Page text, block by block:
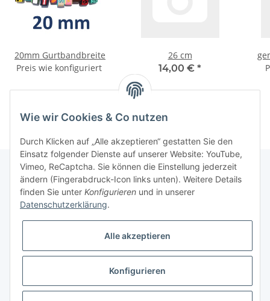
20mm Gurtbandbreite
Preis wie konfiguriert
26 cm
14,00 € *
Informationen
Galerie
* Keine Ausweisung der Mehrwertsteuer gemäß Klein-Unternehmer-Regelung.,
Wie wir Cookies & Co nutzen
Durch Klicken auf „Alle akzeptieren“ gestatten Sie den
Einsatz folgender Dienste auf unserer Website: YouTube,
Vimeo, ReCaptcha. Sie können die Einstellung jederzeit
ändern (Fingerabdruck-Icon links unten). Weitere Details
finden Sie unter Konfigurieren und in unserer
Datenschutzerklärung.
Alle akzeptieren
Konfigurieren